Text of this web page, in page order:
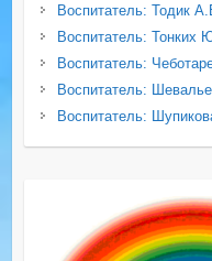
Воспитатель: Тодик
Воспитатель: Тонких
Воспитатель:
Воспитатель:
Воспитатель: